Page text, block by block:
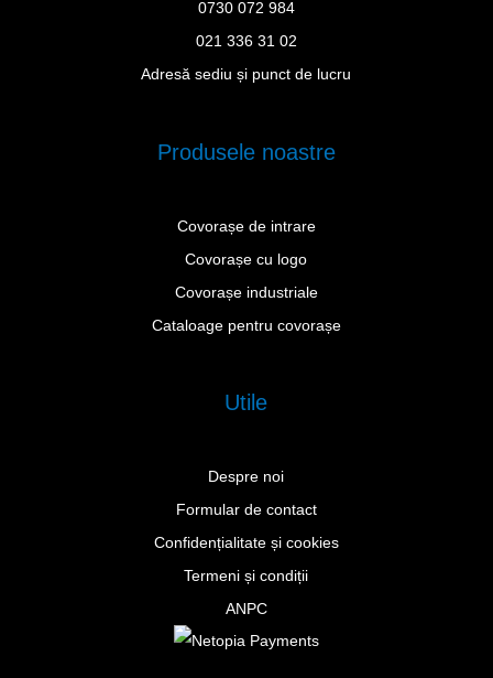
0730 072 984
021 336 31 02
Adresă sediu și punct de lucru
Produsele noastre
Covorașe de intrare
Covorașe cu logo
Covorașe industriale
Cataloage pentru covorașe
Utile
Despre noi
Formular de contact
Confidențialitate și cookies
Termeni și condiții
ANPC